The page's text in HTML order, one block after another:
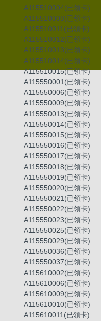
A115510004(已領卡)
A115510008(已領卡)
A115510011(已領卡)
A115510012(已領卡)
A115510013(已領卡)
A115510014(已領卡)
A115510015(已領卡)
A115550001(已領卡)
A115550006(已領卡)
A115550009(已領卡)
A115550013(已領卡)
A115550014(已領卡)
A115550015(已領卡)
A115550016(已領卡)
A115550017(已領卡)
A115550018(已領卡)
A115550019(已領卡)
A115550020(已領卡)
A115550021(已領卡)
A115550022(已領卡)
A115550023(已領卡)
A115550025(已領卡)
A115550029(已領卡)
A115550036(已領卡)
A115550037(已領卡)
A115610002(已領卡)
A115610006(已領卡)
A115610009(已領卡)
A115610010(已領卡)
A115610011(已領卡)